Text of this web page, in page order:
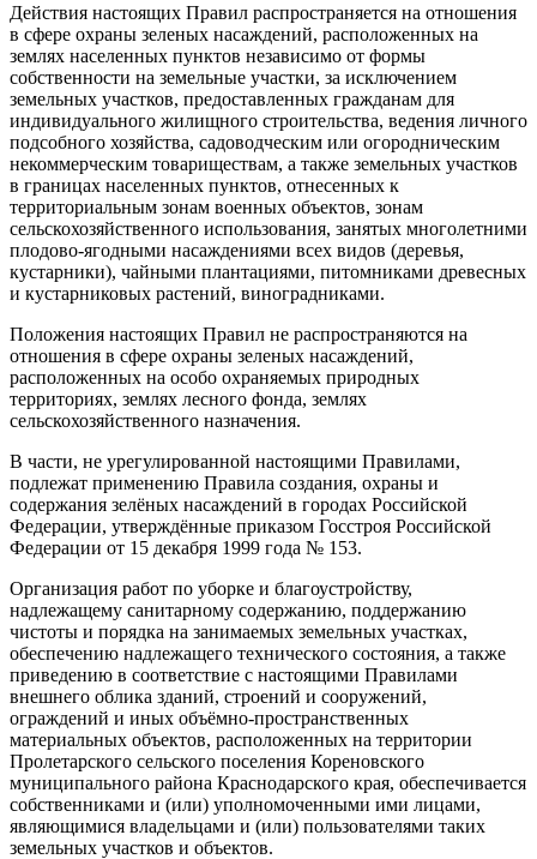
Действия настоящих Правил распространяется на отношения
в сфере охраны зеленых насаждений, расположенных на
землях населенных пунктов независимо от формы
собственности на земельные участки, за исключением
земельных участков, предоставленных гражданам для
индивидуального жилищного строительства, ведения личного
подсобного хозяйства, садоводческим или огородническим
некоммерческим товариществам, а также земельных участков
в границах населенных пунктов, отнесенных к
территориальным зонам военных объектов, зонам
сельскохозяйственного использования, занятых многолетними
плодово-ягодными насаждениями всех видов (деревья,
кустарники), чайными плантациями, питомниками древесных
и кустарниковых растений, виноградниками.
Положения настоящих Правил не распространяются на
отношения в сфере охраны зеленых насаждений,
расположенных на особо охраняемых природных
территориях, землях лесного фонда, землях
сельскохозяйственного назначения.
В части, не урегулированной настоящими Правилами,
подлежат применению Правила создания, охраны и
содержания зелёных насаждений в городах Российской
Федерации, утверждённые приказом Госстроя Российской
Федерации от 15 декабря 1999 года № 153.
Организация работ по уборке и благоустройству,
надлежащему санитарному содержанию, поддержанию
чистоты и порядка на занимаемых земельных участках,
обеспечению надлежащего технического состояния, а также
приведению в соответствие с настоящими Правилами
внешнего облика зданий, строений и сооружений,
ограждений и иных объёмно-пространственных
материальных объектов, расположенных на территории
Пролетарского сельского поселения Кореновского
муниципального района Краснодарского края, обеспечивается
собственниками и (или) уполномоченными ими лицами,
являющимися владельцами и (или) пользователями таких
земельных участков и объектов.